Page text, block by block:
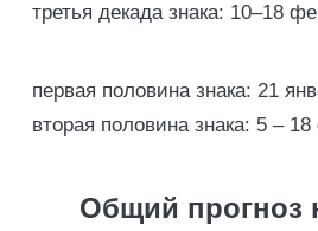
третья декада знака: 10–18
первая половина знака: 21
вторая половина знака: 5 –
Общий прогноз